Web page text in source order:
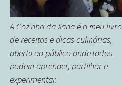
A Cozinha da Xana é o meu livro
de receitas e dicas culinárias,
aberto ao público onde todos
podem aprender, partilhar e
experimentar.